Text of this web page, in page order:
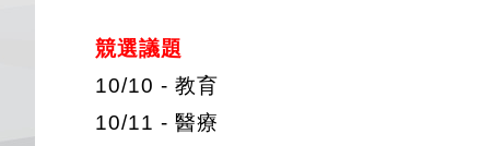
競選議題
10/10 - 教育
10/11 - 醫療